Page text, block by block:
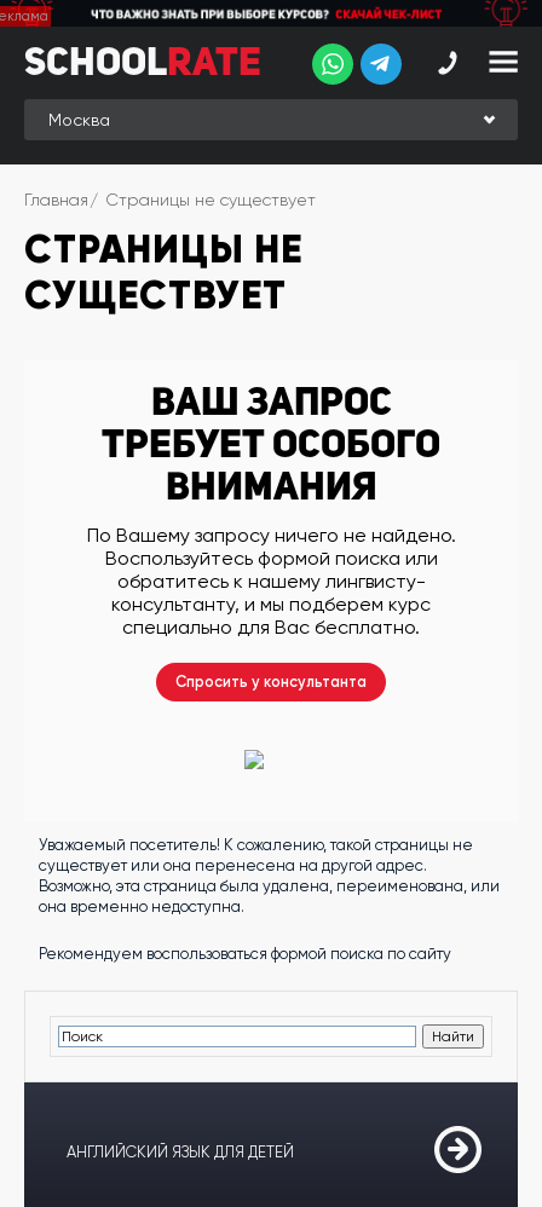
School
Rate
Рейтинг
Online-
рейтинг
Отзывы
студентов
английского
Выбрать
другой
город:
Москва
Помочь
выборе?
школу
SchoolRate
Главная Страницы не существует
СТРАНИЦЫ НЕ
СУЩЕСТВУЕТ
Ваш запрос
требует особого
внимания
По Вашему запросу ничего не найдено.
Воспользуйтесь формой поиска или
обратитесь к нашему лингвисту-
консультанту, и мы подберем курс
специально для Вас бесплатно.
Спросить у консультанта
Уважаемый посетитель! К сожалению, такой страницы не
существует или она перенесена на другой адрес.
Возможно, эта страница была удалена, переименована, или
она временно недоступна.
Рекомендуем воспользоваться формой поиска по сайту
АНГЛИЙСКИЙ ЯЗЫК ДЛЯ ДЕТЕЙ